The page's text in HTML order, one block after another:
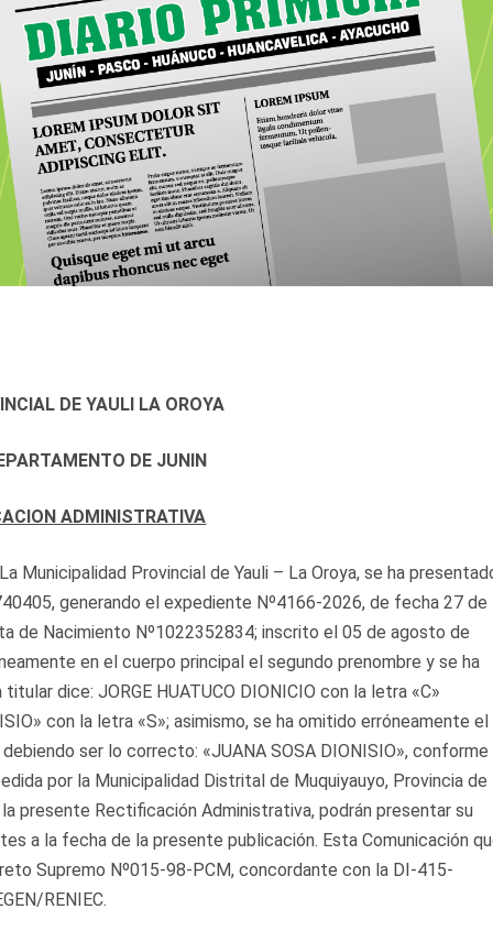
DE YAULI LA OROYA
DE JUNIN
ADMINISTRATIVA
Municipalidad Provincial de Yauli – La Oroya, se ha
generando el expediente Nº4166-2026, de fecha 27 de
de Nacimiento Nº1022352834; inscrito el 05 de agosto de
en el cuerpo principal el segundo prenombre y se ha
dice: JORGE HUATUCO DIONICIO con la letra «C»
con la letra «S»; asimismo, se ha omitido erróneamente el
ser lo correcto: «JUANA SOSA DIONISIO», conforme
por la Municipalidad Distrital de Muquiyauyo, Provincia de
presente Rectificación Administrativa, podrán presentar su
a la fecha de la presente publicación. Esta Comunicación
Supremo Nº015-98-PCM, concordante con la DI-415-
RENIEC.